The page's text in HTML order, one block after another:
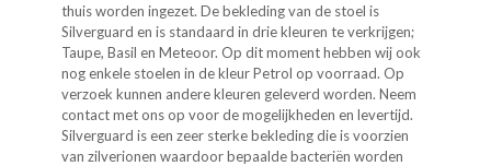
thuis worden ingezet. De bekleding van de stoel is
Silverguard en is standaard in drie kleuren te verkrijgen;
Taupe, Basil en Meteoor. Op dit moment hebben wij ook
nog enkele stoelen in de kleur Petrol op voorraad. Op
verzoek kunnen andere kleuren geleverd worden. Neem
contact met ons op voor de mogelijkheden en levertijd.
Silverguard is een zeer sterke bekleding die is voorzien
van zilverionen waardoor bepaalde bacteriën worden